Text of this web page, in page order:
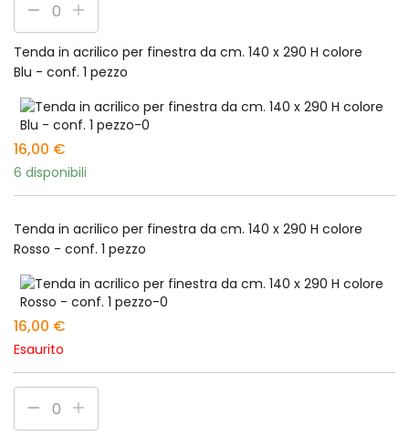
Tenda in acrilico per finestra da cm. 140 x 290 H colore
Blu - conf. 1 pezzo
16,00 €
6 disponibili
Tenda in acrilico per finestra da cm. 140 x 290 H colore
Rosso - conf. 1 pezzo
16,00 €
Esaurito